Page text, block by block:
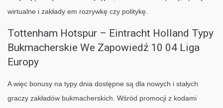
wirtualne i zakłady em rozrywkę czy politykę.
Tottenham Hotspur – Eintracht Holland Typy
Bukmacherskie We Zapowiedź 10 04 Liga
Europy
A więc bonusy na typy dnia dostępne są dla nowych i stałych
graczy zakładów bukmacherskich. Wśród promocji z kodami